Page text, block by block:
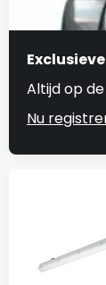
Altijd op
Nu